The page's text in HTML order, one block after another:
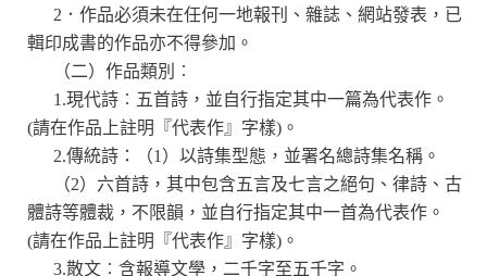
2．作品必須未在任何一地報刊、雜誌、網站發表，已
輯印成書的作品亦不得參加。
（二）作品類別︰
1.現代詩︰五首詩，並自行指定其中一篇為代表作。
(請在作品上註明『代表作』字樣)。
2.傳統詩：（1）以詩集型態，並署名總詩集名稱。
（2）六首詩，其中包含五言及七言之絕句、律詩、古
體詩等體裁，不限韻，並自行指定其中一首為代表作。
(請在作品上註明『代表作』字樣)。
3.散文︰含報導文學，二千字至五千字。